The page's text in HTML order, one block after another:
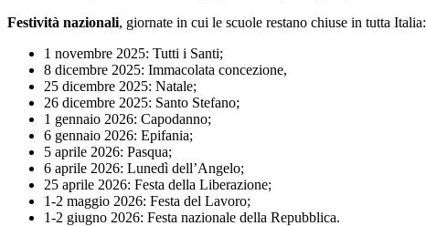
Festività nazionali, giornate in cui le scuole restano chiuse in tutta Italia:
1 novembre 2025: Tutti i Santi;
8 dicembre 2025: Immacolata concezione,
25 dicembre 2025: Natale;
26 dicembre 2025: Santo Stefano;
1 gennaio 2026: Capodanno;
6 gennaio 2026: Epifania;
5 aprile 2026: Pasqua;
6 aprile 2026: Lunedì dell’Angelo;
25 aprile 2026: Festa della Liberazione;
1-2 maggio 2026: Festa del Lavoro;
1-2 giugno 2026: Festa nazionale della Repubblica.